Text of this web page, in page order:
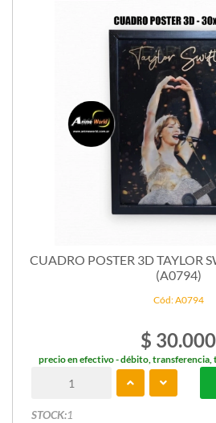
CUADRO POSTER 3D TAYLOR
(A0794)
Cód: A0794
$ 30.000
precio en efectivo - débito,
STOCK:1